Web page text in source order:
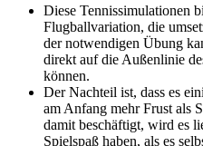
Diese Tennissimulationen
Flugballvariation, die
der notwendigen Übung
direkt auf die Außenlinie
können.
Der Nachteil ist, dass es
am Anfang mehr Frust als
damit beschäftigt, wird es
Spielspaß haben, als es